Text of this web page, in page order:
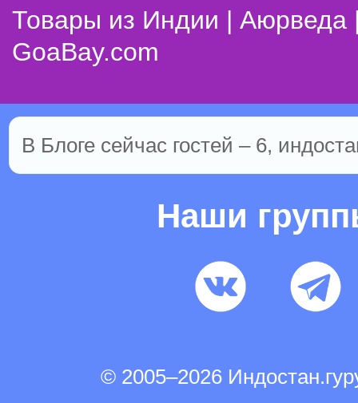
Товары из Индии | Аюрведа
GoaBay.com
В Блоге сейчас гостей – 6,
Наши
© 2005–2026